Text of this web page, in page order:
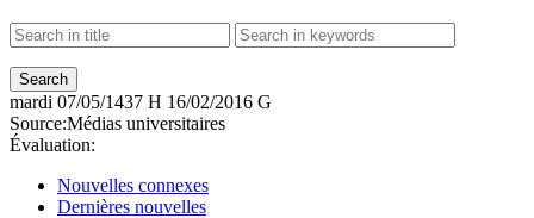
mardi 07/05/1437 H 16/02/2016 G
Source:Médias universitaires
Évaluation:
Nouvelles connexes
Dernières nouvelles